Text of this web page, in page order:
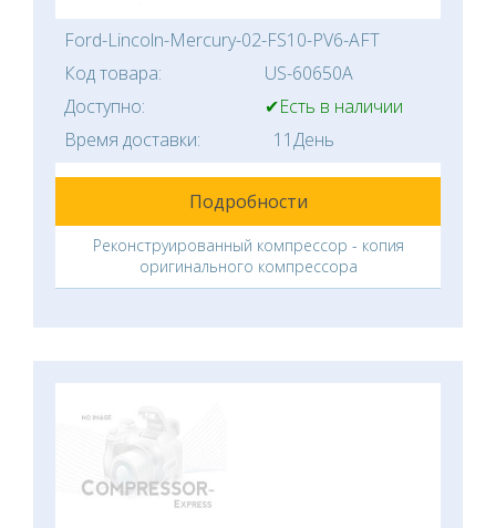
Ford-Lincoln-Mercury-02-FS10-PV6-AFT
Код товара:
US-60650A
Доступно:
✔Есть в наличии
Время доставки:
11День
Подробности
Реконструированный компрессор - копия
оригинального компрессора